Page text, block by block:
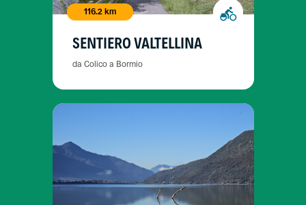
116.2 km
SENTIERO VALTELLINA
da Colico a Bormio